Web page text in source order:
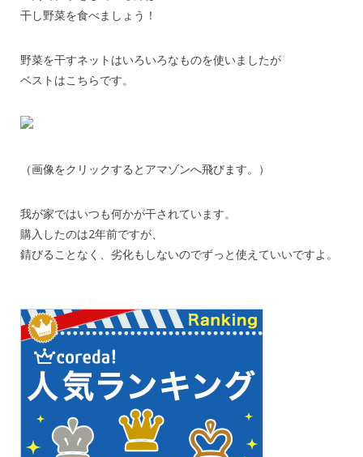
干し野菜を食べましょう！
野菜を干すネットはいろいろなものを使いましたが
ベストはこちらです。
（画像をクリックするとアマゾンへ飛びます。）
我が家ではいつも何かが干されています。
購入したのは2年前ですが、
錆びることなく、劣化もしないのでずっと使えていいですよ。